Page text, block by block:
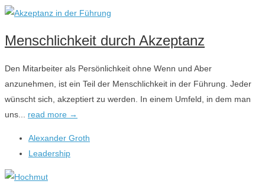
Menschlichkeit durch Akzeptanz
Den Mitarbeiter als Persönlichkeit ohne Wenn und Aber
anzunehmen, ist ein Teil der Menschlichkeit in der Führung. Jeder
wünscht sich, akzeptiert zu werden. In einem Umfeld, in dem man
uns... read more →
Alexander Groth
Leadership